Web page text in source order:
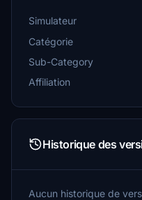
Simulateur
Catégorie
Sub-Category
Affiliation
Historique des
Aucun historique de